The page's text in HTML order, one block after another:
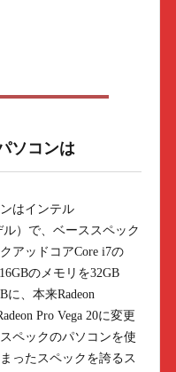
ソコンは
はインテル
ル）で、ベーススペック
アッドコアCore i7の
のメモリを32GB
に、本来Radeon
Pro Vega 20に変更
ペックのパソコンを使
ったスペックを誇るス